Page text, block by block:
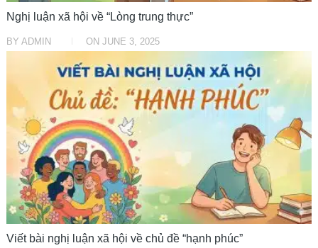
Nghị luận xã hội về “Lòng trung thực”
BY ADMIN ON JUNE 3, 2025
VĂN MẪU HAY
Viết bài nghị luận xã hội về chủ đề “hạnh phúc”